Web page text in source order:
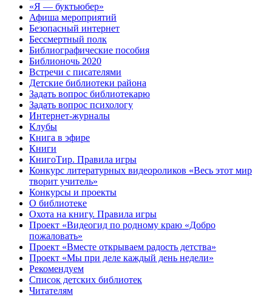
«Я — буктьюбер»
Афиша мероприятий
Безопасный интернет
Бессмертный полк
Библиографические пособия
Библионочь 2020
Встречи с писателями
Детские библиотеки района
Задать вопрос библиотекарю
Задать вопрос психологу
Интернет-журналы
Клубы
Книга в эфире
Книги
КнигоТир. Правила игры
Конкурс литературных видеороликов «Весь этот мир
творит учитель»
Конкурсы и проекты
О библиотеке
Охота на книгу. Правила игры
Проект «Видеогид по родному краю «Добро
пожаловать»
Проект «Вместе открываем радость детства»
Проект «Мы при деле каждый день недели»
Рекомендуем
Список детских библиотек
Читателям